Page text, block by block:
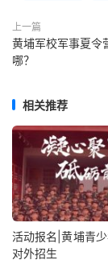
上一篇
黄埔军校军事夏令
哪？
相关推荐
活动报名|黄埔青
对外招生